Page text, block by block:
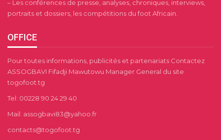
– Les conférences de presse, analyses, chroniques, interviews,
portraits et dossiers, les compétitions du foot Africain.
OFFICE
Pour toutes informations, publicités et partenariats Contactez
ASSOGBAVI Fifadji Mawutowu Manager General du site
togofoot.tg
Tel: 00228 90 24 29 40
Mail: assogbavi83@yahoo.fr
contacts@togofoot.tg